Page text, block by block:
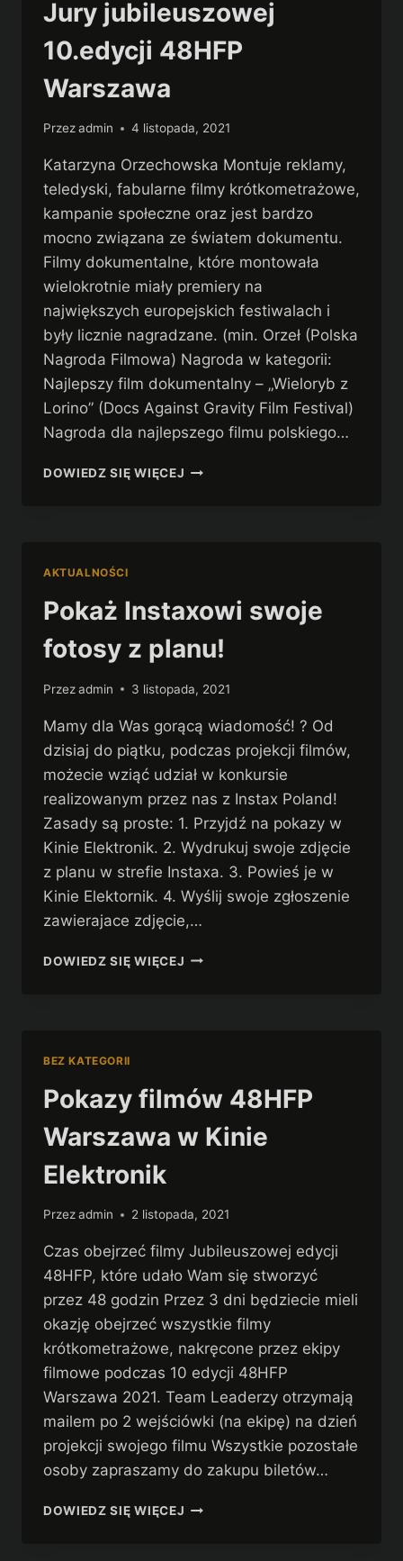
Jury jubileuszowej
10.edycji 48HFP
Warszawa
Przezadmin 4 listopada, 2021
Katarzyna Orzechowska Montuje reklamy,
teledyski, fabularne filmy krótkometrażowe,
kampanie społeczne oraz jest bardzo
mocno związana ze światem dokumentu.
Filmy dokumentalne, które montowała
wielokrotnie miały premiery na
największych europejskich festiwalach i
były licznie nagradzane. (min. Orzeł (Polska
Nagroda Filmowa) Nagroda w kategorii:
Najlepszy film dokumentalny – „Wieloryb z
Lorino” (Docs Against Gravity Film Festival)
Nagroda dla najlepszego filmu polskiego…
DOWIEDZ SIĘ WIĘCEJ JURY
AKTUALNOŚCI
Pokaż Instaxowi swoje
fotosy z planu!
Przezadmin 3 listopada, 2021
Mamy dla Was gorącą wiadomość! ? Od
dzisiaj do piątku, podczas projekcji filmów,
możecie wziąć udział w konkursie
realizowanym przez nas z Instax Poland!
Zasady są proste: 1. Przyjdź na pokazy w
Kinie Elektronik. 2. Wydrukuj swoje zdjęcie
z planu w strefie Instaxa. 3. Powieś je w
Kinie Elektornik. 4. Wyślij swoje zgłoszenie
zawierajace zdjęcie,…
DOWIEDZ SIĘ WIĘCEJ POKAŻ
BEZ KATEGORII
Pokazy filmów 48HFP
Warszawa w Kinie
Elektronik
Przezadmin 2 listopada, 2021
Czas obejrzeć filmy Jubileuszowej edycji
48HFP, które udało Wam się stworzyć
przez 48 godzin Przez 3 dni będziecie mieli
okazję obejrzeć wszystkie filmy
krótkometrażowe, nakręcone przez ekipy
filmowe podczas 10 edycji 48HFP
Warszawa 2021. Team Leaderzy otrzymają
mailem po 2 wejściówki (na ekipę) na dzień
projekcji swojego filmu Wszystkie pozostałe
osoby zapraszamy do zakupu biletów…
DOWIEDZ SIĘ WIĘCEJ POKAZY